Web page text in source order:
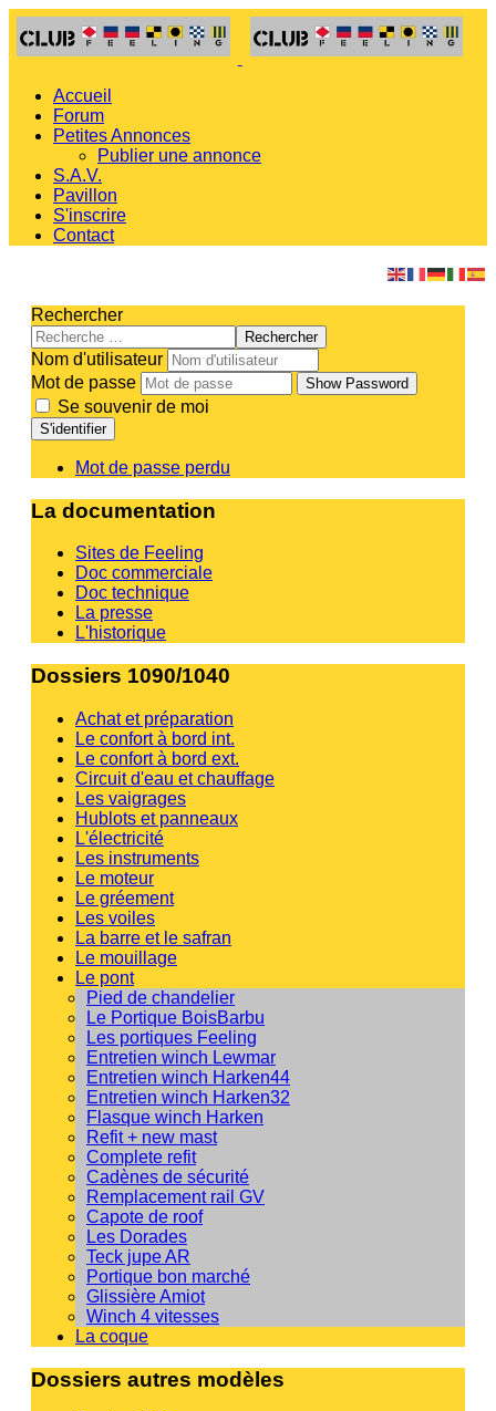
Accueil
Forum
Petites Annonces
Publier une annonce
S.A.V.
Pavillon
S'inscrire
Contact
Rechercher
Rechercher
Nom d'utilisateur
Mot de passe
Show Password
Se souvenir de moi
S'identifier
Mot de passe perdu
La documentation
Sites de Feeling
Doc commerciale
Doc technique
La presse
L'historique
Dossiers 1090/1040
Achat et préparation
Le confort à bord int.
Le confort à bord ext.
Circuit d'eau et chauffage
Les vaigrages
Hublots et panneaux
L'électricité
Les instruments
Le moteur
Le gréement
Les voiles
La barre et le safran
Le mouillage
Le pont
Pied de chandelier
Le Portique BoisBarbu
Les portiques Feeling
Entretien winch Lewmar
Entretien winch Harken44
Entretien winch Harken32
Flasque winch Harken
Refit + new mast
Complete refit
Cadènes de sécurité
Remplacement rail GV
Capote de roof
Les Dorades
Teck jupe AR
Portique bon marché
Glissière Amiot
Winch 4 vitesses
La coque
Dossiers autres modèles